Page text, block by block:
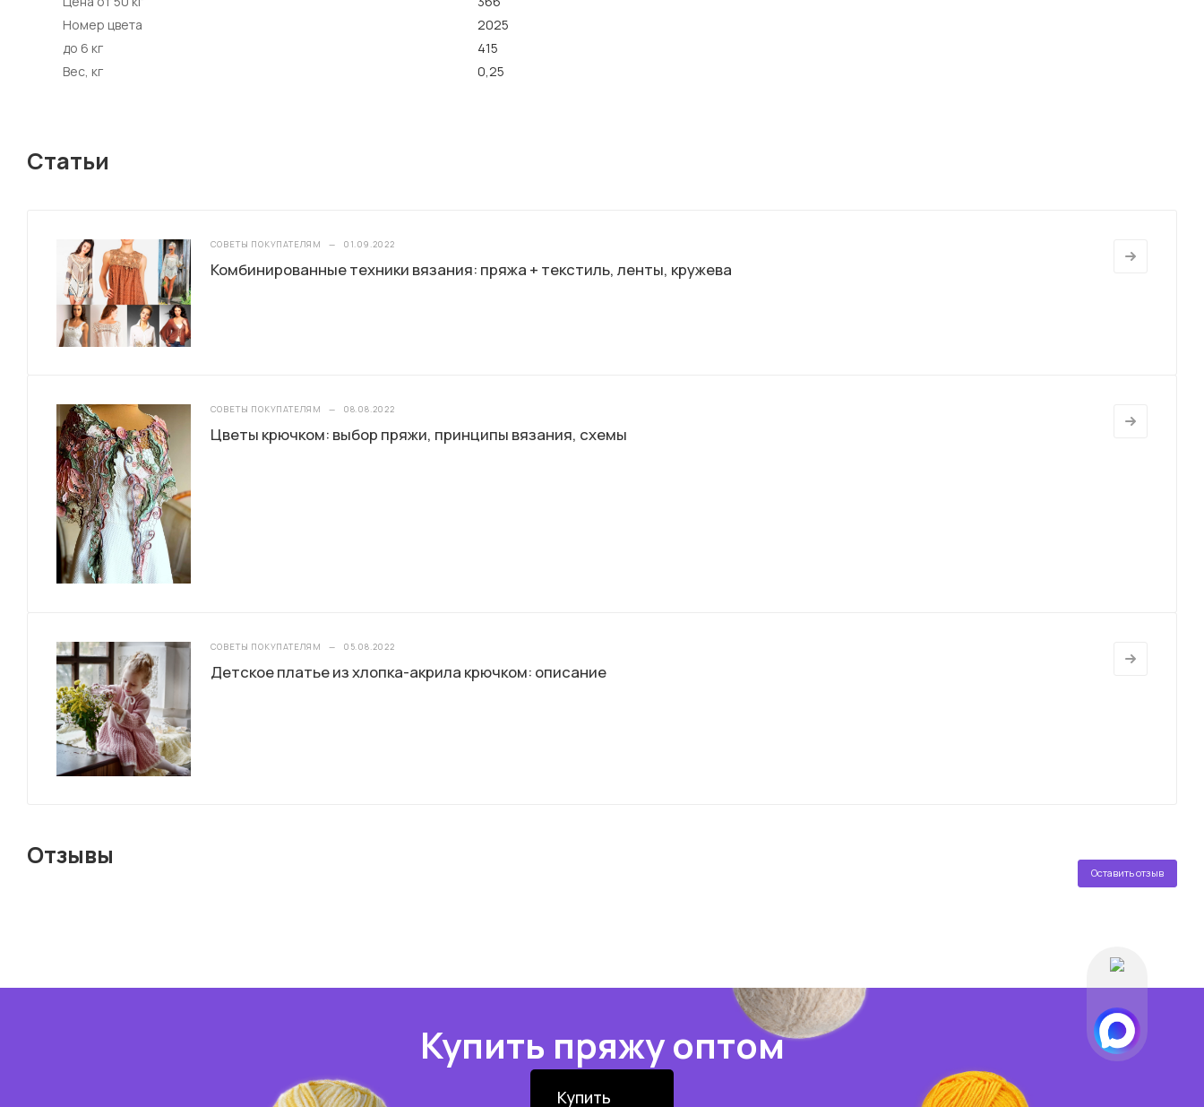
Номер цвета
2025
до 6 кг
415
Вес, кг
0,25
Статьи
СОВЕТЫ ПОКУПАТЕЛЯМ — 01.09.2022
Комбинированные техники вязания: пряжа + текстиль, ленты, кружева
СОВЕТЫ ПОКУПАТЕЛЯМ — 08.08.2022
Цветы крючком: выбор пряжи, принципы вязания, схемы
СОВЕТЫ ПОКУПАТЕЛЯМ — 05.08.2022
Детское платье из хлопка-акрила крючком: описание
Отзывы
Оставить отзыв
Купить пряжу оптом
Купить